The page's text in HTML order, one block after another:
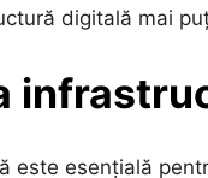
digitală mai
este esențială